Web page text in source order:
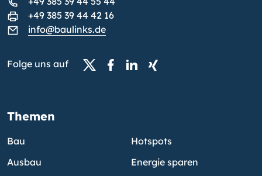
+49 385 39 44 42 16
info@baulinks.de
Folge uns auf
Themen
Bau
Ausbau
Hotspots
Energie sparen